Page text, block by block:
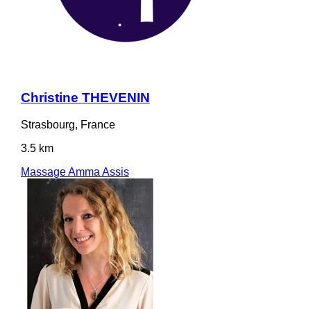
Christine THEVENIN
Strasbourg, France
3.5 km
Massage Amma Assis